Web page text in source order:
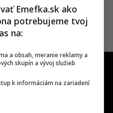
Emefka.sk ako
potrebujeme tvoj
na:
a obsah, meranie reklamy a
skupín a vývoj služieb
k informáciám na zariadení